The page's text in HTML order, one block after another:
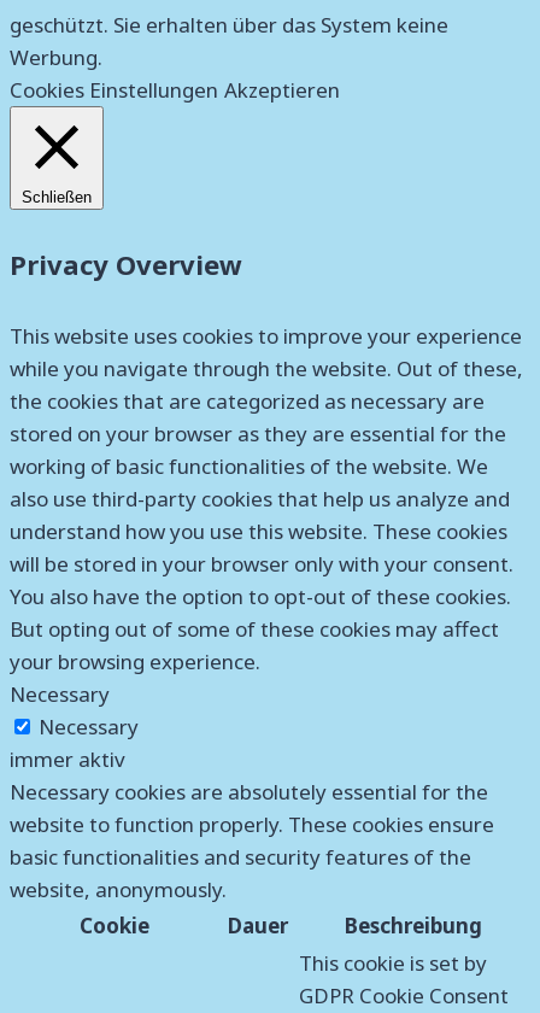
geschützt. Sie erhalten über das System keine
Werbung.
Cookies Einstellungen Akzeptieren
Schließen
Privacy Overview
This website uses cookies to improve your experience
while you navigate through the website. Out of these,
the cookies that are categorized as necessary are
stored on your browser as they are essential for the
working of basic functionalities of the website. We
also use third-party cookies that help us analyze and
understand how you use this website. These cookies
will be stored in your browser only with your consent.
You also have the option to opt-out of these cookies.
But opting out of some of these cookies may affect
your browsing experience.
Necessary
Necessary
immer aktiv
Necessary cookies are absolutely essential for the
website to function properly. These cookies ensure
basic functionalities and security features of the
website, anonymously.
Cookie
Dauer Beschreibung
This cookie is set by
GDPR Cookie Consent